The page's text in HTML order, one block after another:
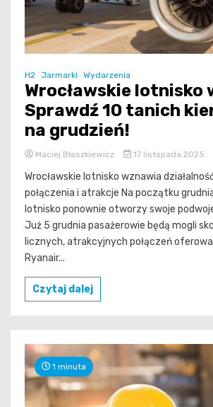
H2 Jarmarki Wydarzenia
Wrocławskie lotnisko
Sprawdź 10 tanich
na grudzień!
Maciej Błaszkiewicz 17 listopada 2025
Wrocławskie lotnisko wznawia
połączenia i atrakcje Na początku
lotnisko ponownie otworzy swoje
Już 5 grudnia pasażerowie będą mogli
licznych, atrakcyjnych połączeń
Ryanair...
Czytaj dalej
1 minuta